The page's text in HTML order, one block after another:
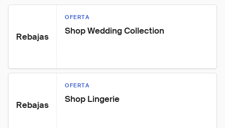
Rebajas
OFERTA
Shop Wedding Collection
Rebajas
OFERTA
Shop Lingerie